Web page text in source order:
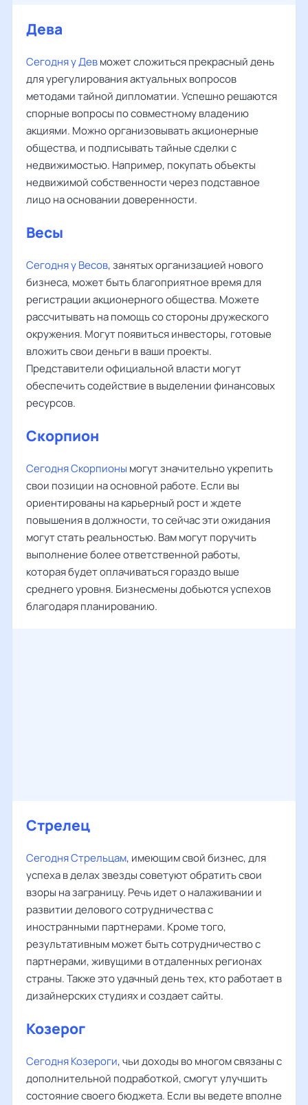
Дева
Сегодня у Девможет сложиться прекрасный день
для урегулирования актуальных вопросов
методами тайной дипломатии. Успешно решаются
спорные вопросы по совместному владению
акциями. Можно организовывать акционерные
общества, и подписывать тайные сделки с
недвижимостью. Например, покупать объекты
недвижимой собственности через подставное
лицо на основании доверенности.
Весы
Сегодня у Весов, занятых организацией нового
бизнеса, может быть благоприятное время для
регистрации акционерного общества. Можете
рассчитывать на помощь со стороны дружеского
окружения. Могут появиться инвесторы, готовые
вложить свои деньги в ваши проекты.
Представители официальной власти могут
обеспечить содействие в выделении финансовых
ресурсов.
Скорпион
Сегодня Скорпионы могут значительно укрепить
свои позиции на основной работе. Если вы
ориентированы на карьерный рост и ждете
повышения в должности, то сейчас эти ожидания
могут стать реальностью. Вам могут поручить
выполнение более ответственной работы,
которая будет оплачиваться гораздо выше
среднего уровня. Бизнесмены добьются успехов
благодаря планированию.
Стрелец
Сегодня Стрельцам, имеющим свой бизнес, для
успеха в делах звезды советуют обратить свои
взоры на заграницу. Речь идет о налаживании и
развитии делового сотрудничества с
иностранными партнерами. Кроме того,
результативным может быть сотрудничество с
партнерами, живущими в отдаленных регионах
страны. Также это удачный день тех, кто работает в
дизайнерских студиях и создает сайты.
Козерог
Сегодня Козероги, чьи доходы во многом связаны с
дополнительной подработкой, смогут улучшить
состояние своего бюджета. Если вы ведете вполне